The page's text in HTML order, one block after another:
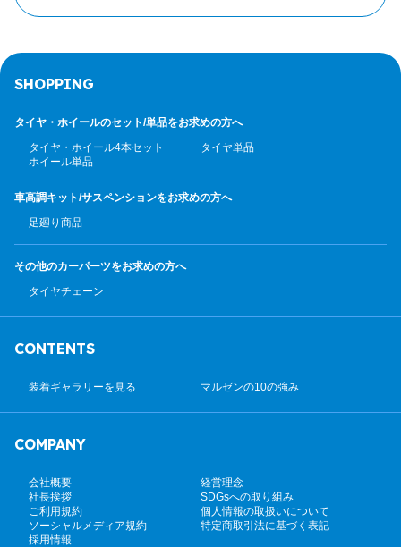
SHOPPING
タイヤ・ホイールのセット/単品をお求めの方へ
タイヤ・ホイール4本セット
タイヤ単品
ホイール単品
車高調キット/サスペンションをお求めの方へ
足廻り商品
その他のカーパーツをお求めの方へ
タイヤチェーン
CONTENTS
装着ギャラリーを見る マルゼンの10の強み
COMPANY
会社概要
経営理念
社長挨拶
SDGsへの取り組み
ご利用規約
個人情報の取扱いについて
ソーシャルメディア規約
特定商取引法に基づく表記
採用情報